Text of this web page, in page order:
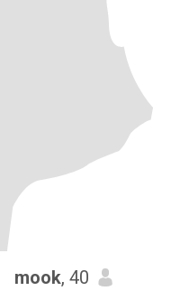
mook, 40